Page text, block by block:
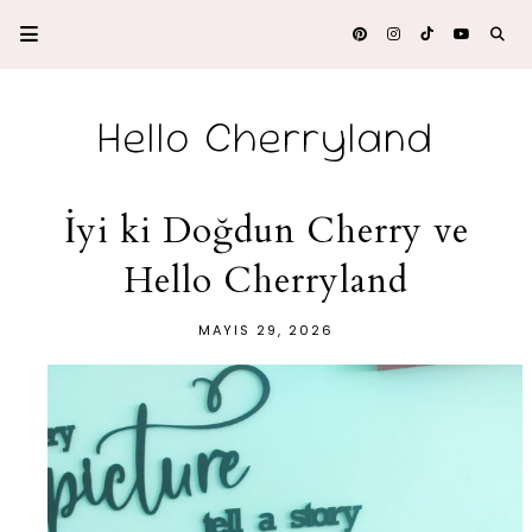
Hello Cherryland
İyi ki Doğdun Cherry ve
Hello Cherryland
MAYIS 29, 2026